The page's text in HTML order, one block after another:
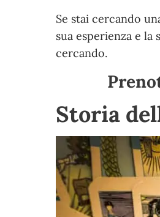
Se stai cercando
sua esperienza e
cercando.
Storia